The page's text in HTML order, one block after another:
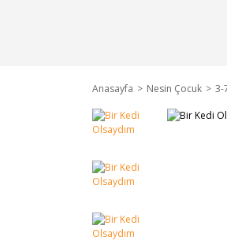
Anasayfa Nesin Çocuk 3-